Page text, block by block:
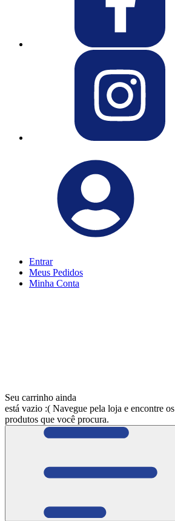
Entrar
Meus Pedidos
Minha Conta
Seu carrinho ainda
está vazio :( Navegue pela loja e encontre os
produtos que você procura.